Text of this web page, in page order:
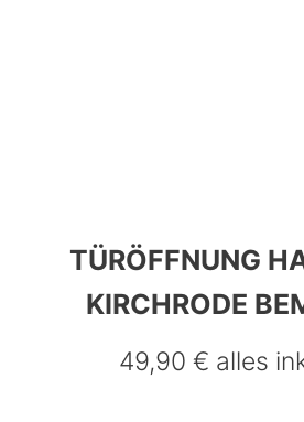
TÜRÖFFNUNG
KIRCHRODE
49,90 € alles